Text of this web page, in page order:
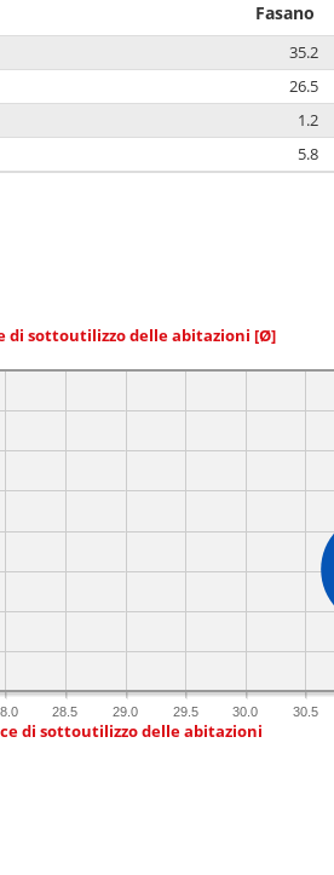
Fasano
35.2
26.5
1.2
5.8
di sottoutilizzo delle abitazioni [Ø]
28.5 29.0 29.5 30.0 30.5
di sottoutilizzo delle abitazioni